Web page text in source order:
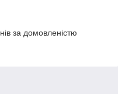
за домовленістю